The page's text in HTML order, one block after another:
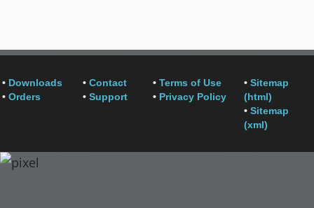
• Downloads
• Orders
• Contact
• Support
• Terms of Use
• Privacy Policy
• Sitemap
(html)
• Sitemap
(xml)